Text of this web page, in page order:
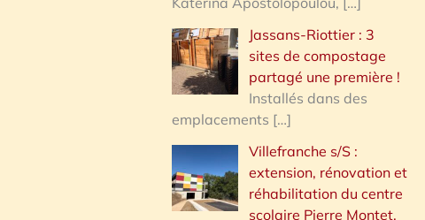
Jassans-Riottier : 3
sites de compostage
partagé une première !
Installés dans des
emplacements […]
Villefranche s/S :
extension, rénovation et
réhabilitation du centre
scolaire Pierre Montet,